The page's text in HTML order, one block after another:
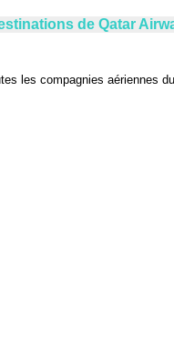
de Qatar
les compagnies aériennes